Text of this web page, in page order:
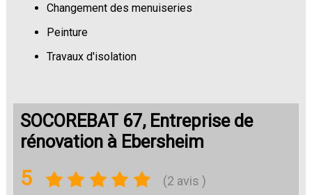
Changement des menuiseries
Peinture
Travaux d'isolation
SOCOREBAT 67, Entreprise de
rénovation à Ebersheim
5 (2 avis )